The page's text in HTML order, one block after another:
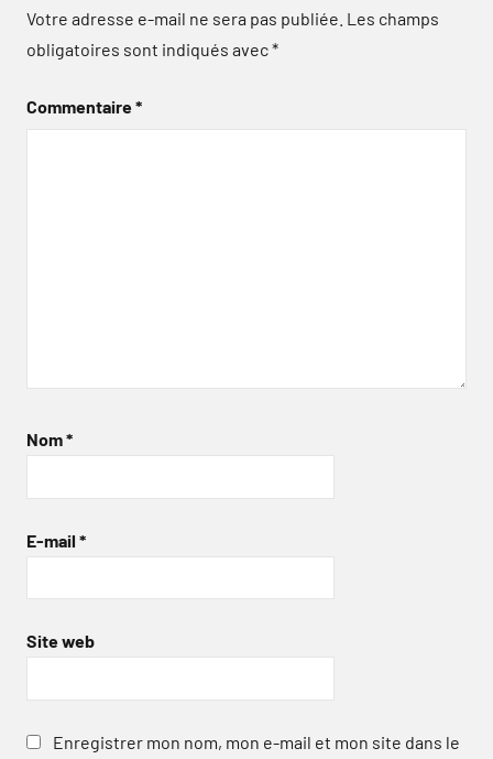
Votre adresse e-mail ne sera pas publiée. Les champs
obligatoires sont indiqués avec*
Commentaire*
Nom*
E-mail *
Site web
Enregistrer mon nom, mon e-mail et mon site dans le